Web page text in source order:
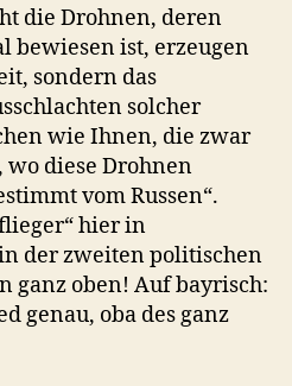
die Drohnen, deren
bewiesen ist, erzeugen
sondern das
solcher
wie Ihnen, die zwar
diese Drohnen
vom Russen“.
hier in
der zweiten politischen
ganz oben! Auf bayrisch:
genau, oba des ganz